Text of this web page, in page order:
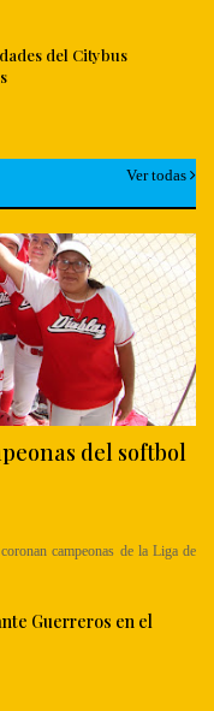
del Citybus
Ver todas
del softbol
campeonas de la Liga de
Guerreros en el